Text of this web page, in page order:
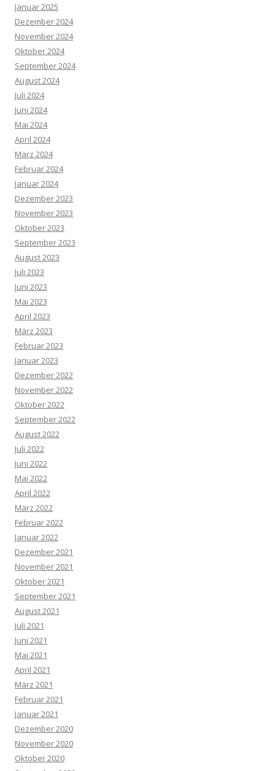
Januar 2025
Dezember 2024
November 2024
Oktober 2024
September 2024
August 2024
Juli 2024
Juni 2024
Mai 2024
April 2024
März 2024
Februar 2024
Januar 2024
Dezember 2023
November 2023
Oktober 2023
September 2023
August 2023
Juli 2023
Juni 2023
Mai 2023
April 2023
März 2023
Februar 2023
Januar 2023
Dezember 2022
November 2022
Oktober 2022
September 2022
August 2022
Juli 2022
Juni 2022
Mai 2022
April 2022
März 2022
Februar 2022
Januar 2022
Dezember 2021
November 2021
Oktober 2021
September 2021
August 2021
Juli 2021
Juni 2021
Mai 2021
April 2021
März 2021
Februar 2021
Januar 2021
Dezember 2020
November 2020
Oktober 2020